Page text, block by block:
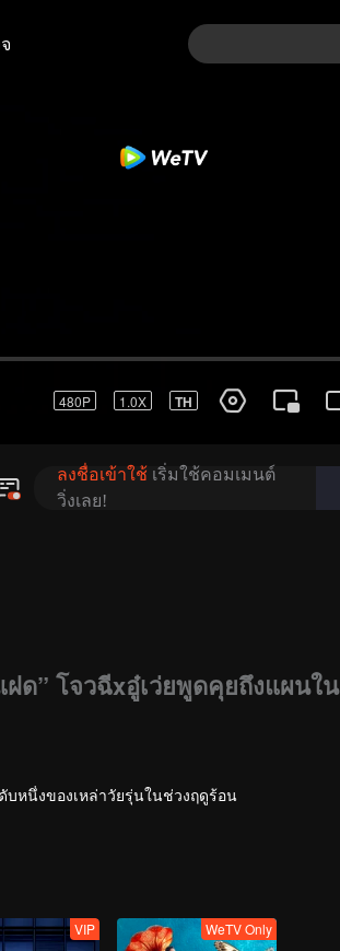
ด” โจวฉีxอู๋เว่ยพูดคุยถึงแผนใน
บหนึ่งของเหล่าวัยรุ่นในช่วงฤดูร้อน
VIP WeTV Only